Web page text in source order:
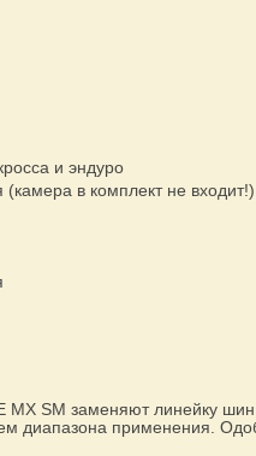
и эндуро
(камера в комплект не входит!)
SM заменяют линейку
диапазона применения.